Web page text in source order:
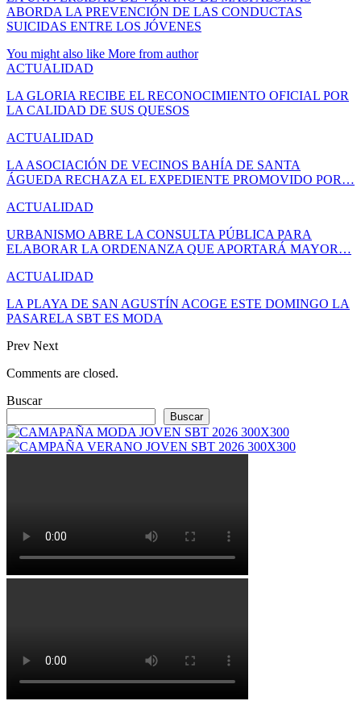
ABORDA LA PREVENCIÓN DE LAS CONDUCTAS
SUICIDAS ENTRE LOS JÓVENES
You might also like More from author
ACTUALIDAD
LA GLORIA RECIBE EL RECONOCIMIENTO OFICIAL POR
LA CALIDAD DE SUS QUESOS
ACTUALIDAD
LA ASOCIACIÓN DE VECINOS BAHÍA DE SANTA
ÁGUEDA RECHAZA EL EXPEDIENTE PROMOVIDO POR…
ACTUALIDAD
URBANISMO ABRE LA CONSULTA PÚBLICA PARA
ELABORAR LA ORDENANZA QUE APORTARÁ MAYOR…
ACTUALIDAD
LA PLAYA DE SAN AGUSTÍN ACOGE ESTE DOMINGO LA
PASARELA SBT ES MODA
Prev Next
Comments are closed.
Buscar
Buscar